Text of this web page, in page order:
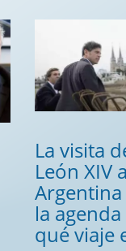
La visita
León XIV a
la
qué viaje